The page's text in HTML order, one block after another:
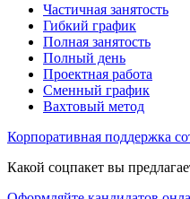
Частичная занятость
Гибкий график
Полная занятость
Полный день
Проектная работа
Сменный график
Вахтовый метод
Корпоративная поддержка
Какой соцпакет вы